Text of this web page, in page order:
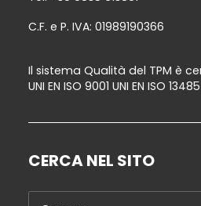
C.F. e P. IVA: 01989190366
Il sistema Qualità del TPM è
UNI EN ISO 9001 UNI EN ISO
CERCA NEL SITO